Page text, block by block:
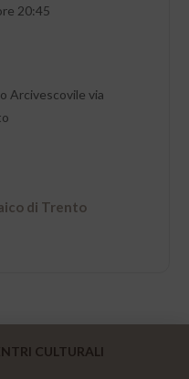
20:45
Arcivescovile via
di Trento
CULTURALI